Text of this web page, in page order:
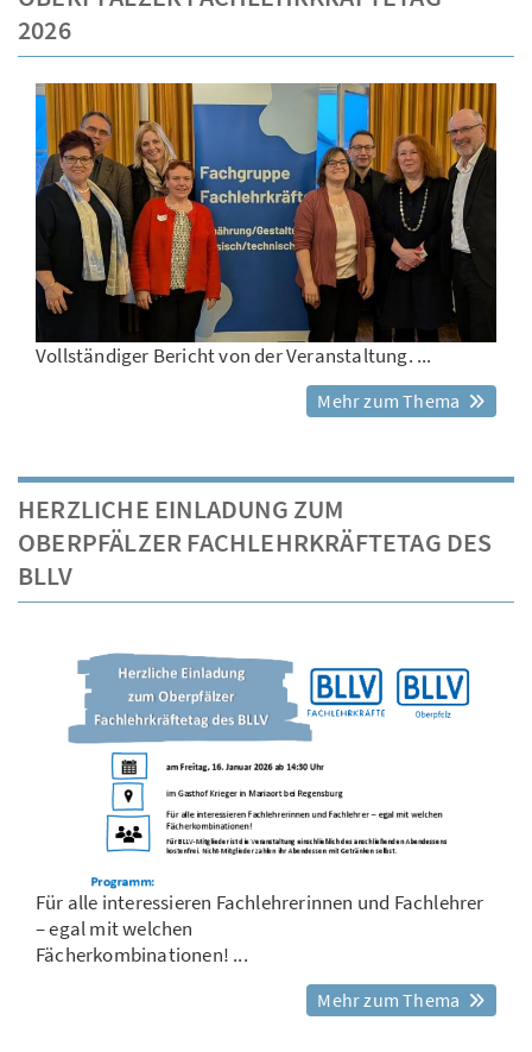
2026
Vollständiger Bericht von der Veranstaltung. ...
Mehr zum Thema
HERZLICHE EINLADUNG ZUM
OBERPFÄLZER FACHLEHRKRÄFTETAG DES
BLLV
Für alle interessieren Fachlehrerinnen und Fachlehrer
– egal mit welchen
Fächerkombinationen! ...
Mehr zum Thema